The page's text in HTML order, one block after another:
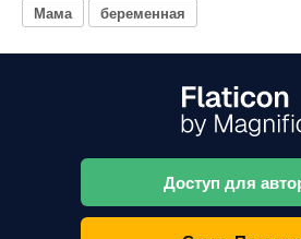
Мама
беременная
Доступ для